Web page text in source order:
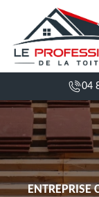
04
ENTREPRISE